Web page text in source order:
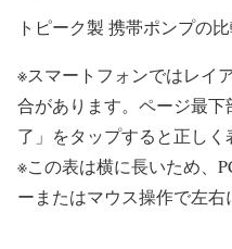
トピーク製 携帯ポンプの比
※スマートフォンではレイ
合があります。ページ最
了」をタップすると正しく
※この表は横に長いため、
ーまたはマウス操作で左右